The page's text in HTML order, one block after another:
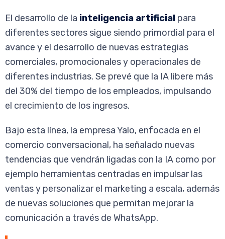
El desarrollo de la inteligencia artificial para
diferentes sectores sigue siendo primordial para el
avance y el desarrollo de nuevas estrategias
comerciales, promocionales y operacionales de
diferentes industrias. Se prevé que la IA libere más
del 30% del tiempo de los empleados, impulsando
el crecimiento de los ingresos.
Bajo esta línea, la empresa Yalo, enfocada en el
comercio conversacional, ha señalado nuevas
tendencias que vendrán ligadas con la IA como por
ejemplo herramientas centradas en impulsar las
ventas y personalizar el marketing a escala, además
de nuevas soluciones que permitan mejorar la
comunicación a través de WhatsApp.